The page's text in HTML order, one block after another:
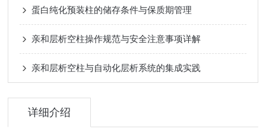
蛋白纯化预装柱的储存条件与保质期管理
亲和层析空柱操作规范与安全注意事项详解
亲和层析空柱与自动化层析系统的集成实践
详细介绍